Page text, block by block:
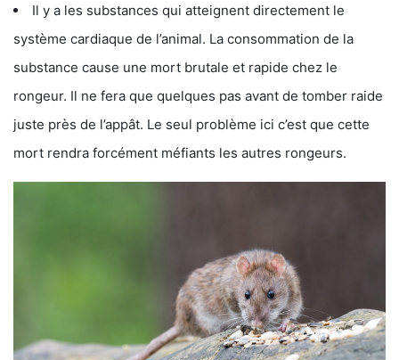
Il y a les substances qui atteignent directement le
système cardiaque de l’animal. La consommation de la
substance cause une mort brutale et rapide chez le
rongeur. Il ne fera que quelques pas avant de tomber raide
juste près de l’appât. Le seul problème ici c’est que cette
mort rendra forcément méfiants les autres rongeurs.